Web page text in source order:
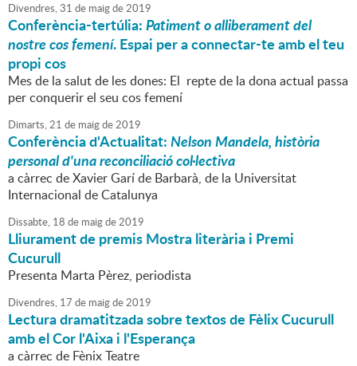
Divendres,31 de maigde2019
Conferència-tertúlia:Patiment o alliberament del
nostre cos femení. Espai per a connectar-te amb el teu
propi cos
Mes de la salut de les dones: El repte de la dona actual passa
per conquerir el seu cos femení
Dimarts,21 de maigde2019
Conferència d'Actualitat:Nelson Mandela, història
personal d'una reconciliació col·lectiva
a càrrec de Xavier Garí de Barbarà, de la Universitat
Internacional de Catalunya
Dissabte, 18 de maigde2019
Lliurament de premis Mostra literària i Premi
Cucurull
Presenta Marta Pèrez, periodista
Divendres, 17 de maigde2019
Lectura dramatitzada sobre textos de Fèlix Cucurull
amb el Cor l'Aixa i l'Esperança
a càrrec de Fènix Teatre